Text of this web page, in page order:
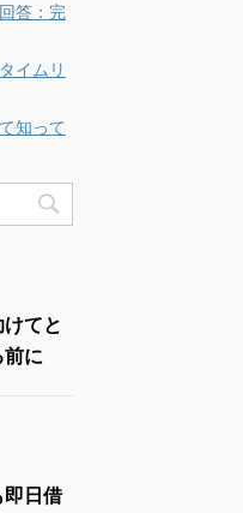
答：完
イムリ
知って
てと
に
即日借